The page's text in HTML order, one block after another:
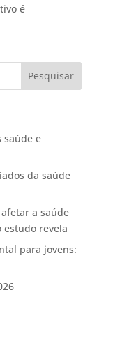
é
saúde e
da saúde
a saúde
estudo revela
para jovens: